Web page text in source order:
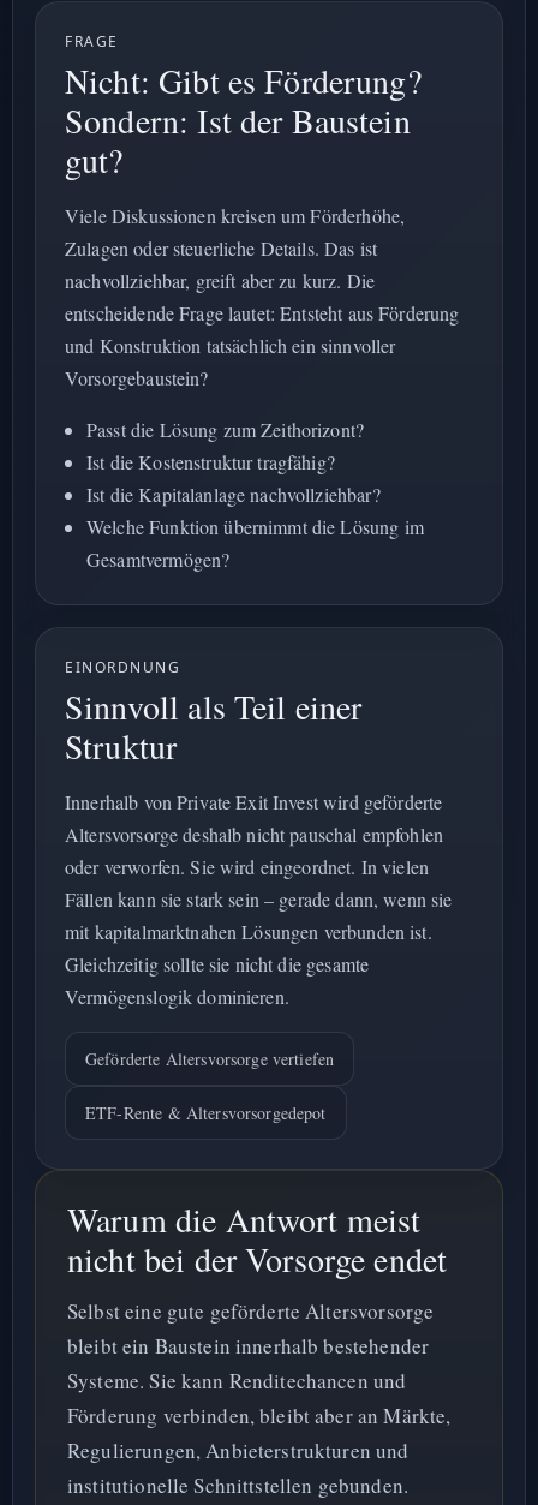
FRAGE
Nicht: Gibt es Förderung?
Sondern: Ist der Baustein
gut?
Viele Diskussionen kreisen um Förderhöhe,
Zulagen oder steuerliche Details. Das ist
nachvollziehbar, greift aber zu kurz. Die
entscheidende Frage lautet: Entsteht aus Förderung
und Konstruktion tatsächlich ein sinnvoller
Vorsorgebaustein?
Passt die Lösung zum Zeithorizont?
Ist die Kostenstruktur tragfähig?
Ist die Kapitalanlage nachvollziehbar?
Welche Funktion übernimmt die Lösung im
Gesamtvermögen?
EINORDNUNG
Sinnvoll als Teil einer
Struktur
Innerhalb von Private Exit Invest wird geförderte
Altersvorsorge deshalb nicht pauschal empfohlen
oder verworfen. Sie wird eingeordnet. In vielen
Fällen kann sie stark sein – gerade dann, wenn sie
mit kapitalmarktnahen Lösungen verbunden ist.
Gleichzeitig sollte sie nicht die gesamte
Vermögenslogik dominieren.
Geförderte Altersvorsorge vertiefen
ETF-Rente & Altersvorsorgedepot
Warum die Antwort meist
nicht bei der Vorsorge endet
Selbst eine gute geförderte Altersvorsorge
bleibt ein Baustein innerhalb bestehender
Systeme. Sie kann Renditechancen und
Förderung verbinden, bleibt aber an Märkte,
Regulierungen, Anbieterstrukturen und
institutionelle Schnittstellen gebunden.